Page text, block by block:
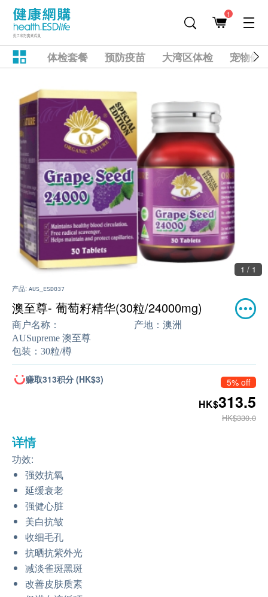
1
体检套餐 预防疫苗 大湾区体检 宠物健
1 / 1
产品: AUS_ESD037
澳至尊- 葡萄籽精华(30粒/24000mg)
商户名称：
AUSupreme 澳至尊
产地： 澳洲
包装： 30粒/樽
赚取313积分 (HK$3) 5% off
HK$313.5
HK$330.0
详情
功效:
强效抗氧
延缓衰老
强健心脏
美白抗皱
收细毛孔
抗晒抗紫外光
减淡雀斑黑斑
改善皮肤质素